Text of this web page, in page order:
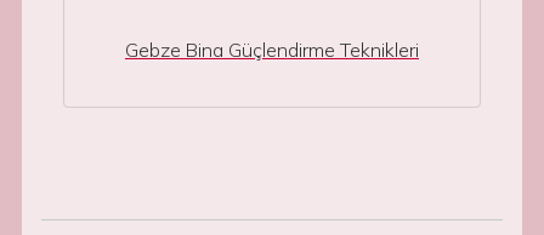
Gebze Bina Güçlendirme Teknikleri